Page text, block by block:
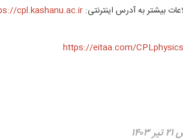
بیشتر به آدرس اینترنتی: cpl.kashanu.ac.ir
https://eitaa.com/